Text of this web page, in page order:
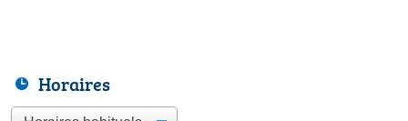
Horaires